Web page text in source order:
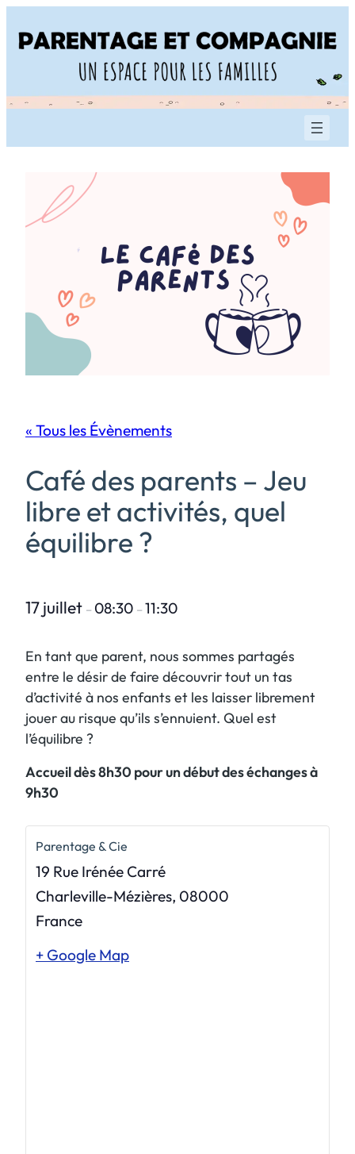
« Tous les Évènements
Café des parents – Jeu
libre et activités, quel
équilibre ?
17 juillet – 08:30 – 11:30
En tant que parent, nous sommes partagés
entre le désir de faire découvrir tout un tas
d’activité à nos enfants et les laisser librement
jouer au risque qu’ils s’ennuient. Quel est
l’équilibre ?
Accueil dès 8h30 pour un début des échanges à
9h30
Parentage & Cie
19 Rue Irénée Carré
Charleville-Mézières, 08000
France
+ Google Map